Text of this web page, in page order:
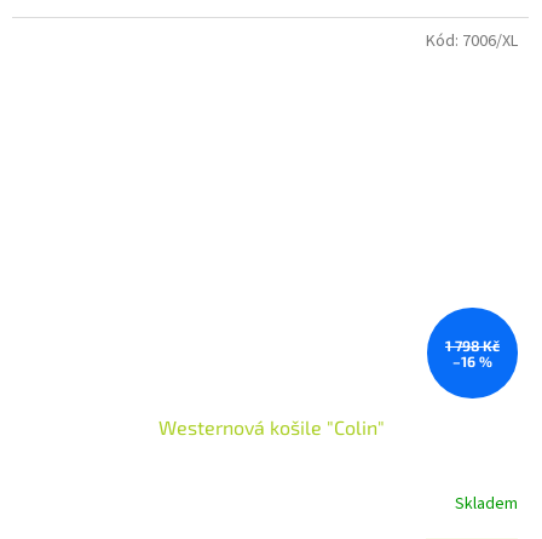
1 798 Kč
–16 %
Westernová košile "Colin"
Skladem
Kód: 7006/XL